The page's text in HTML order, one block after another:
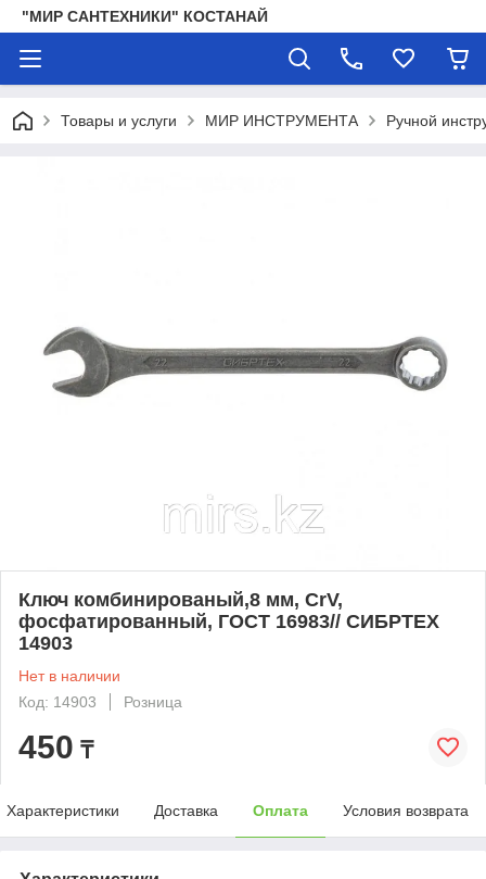
"МИР САНТЕХНИКИ" КОСТАНАЙ
Товары и услуги МИР ИНСТРУМЕНТА Ручной
Ключ комбинированый,8 мм, CrV,
фосфатированный, ГОСТ 16983// СИБРТЕХ
14903
Нет в наличии
Код: 14903
Розница
450 ₸
Характеристики Доставка Оплата Условия возврата